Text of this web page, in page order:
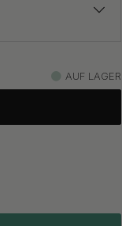
Auf Lager
AUF LAGER